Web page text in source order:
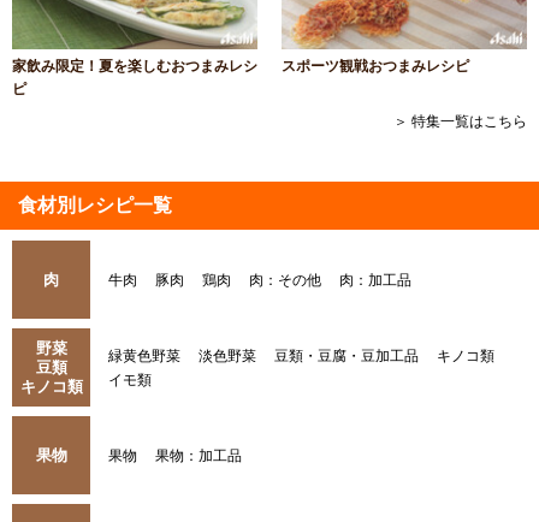
家飲み限定！夏を楽しむおつまみレシ
ピ
スポーツ観戦おつまみレシピ
＞ 特集一覧はこちら
食材別レシピ一覧
肉 牛肉 豚肉 鶏肉 肉：その他 肉：加工品
野菜
豆類
キノコ類
緑黄色野菜 淡色野菜 豆類・豆腐・豆加工品
キノコ類
イモ類
果物 果物 果物：加工品